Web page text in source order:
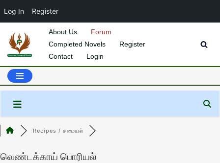
Log In Register
Skip
content
About Us
Forum
Completed Novels
Register
Contact
Login
Recipes / சமையல்
வெண்டக்காய் பொரியல்